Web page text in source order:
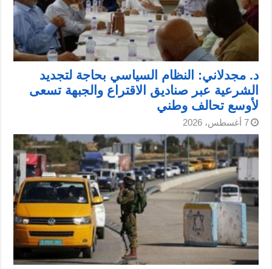
د. مجدلاني: النظام السياسي بحاجة لتجديد
الشرعية عبر صناديق الاقتراع والجبهة تسعى
لأوسع تحالف وطني
7 أغسطس، 2026